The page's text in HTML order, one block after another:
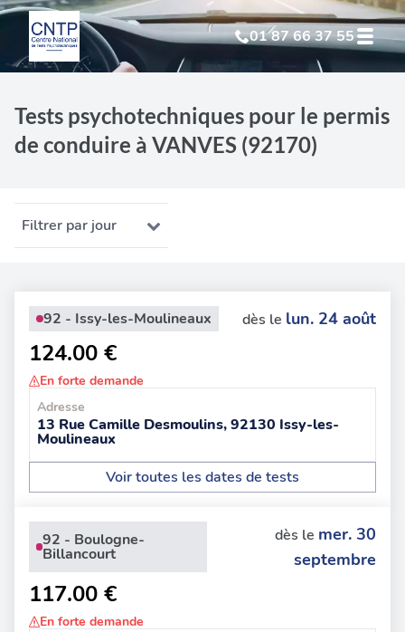
01 87 66 37 55
Test Psychotechniquesuite à annulation
Test Psychotechnique
Test Psychotechnique
Tests psychotechniques pour le permis
de conduire à VANVES (92170)
Filtrer par jour
92 - Issy-les-Moulineaux dès le lun. 24 août
124.00 €
En forte demande
Adresse
13 Rue Camille Desmoulins, 92130 Issy-les-
Moulineaux
Voir toutes les dates de tests
92 - Boulogne-
Billancourt
dès le mer. 30
septembre
117.00 €
En forte demande